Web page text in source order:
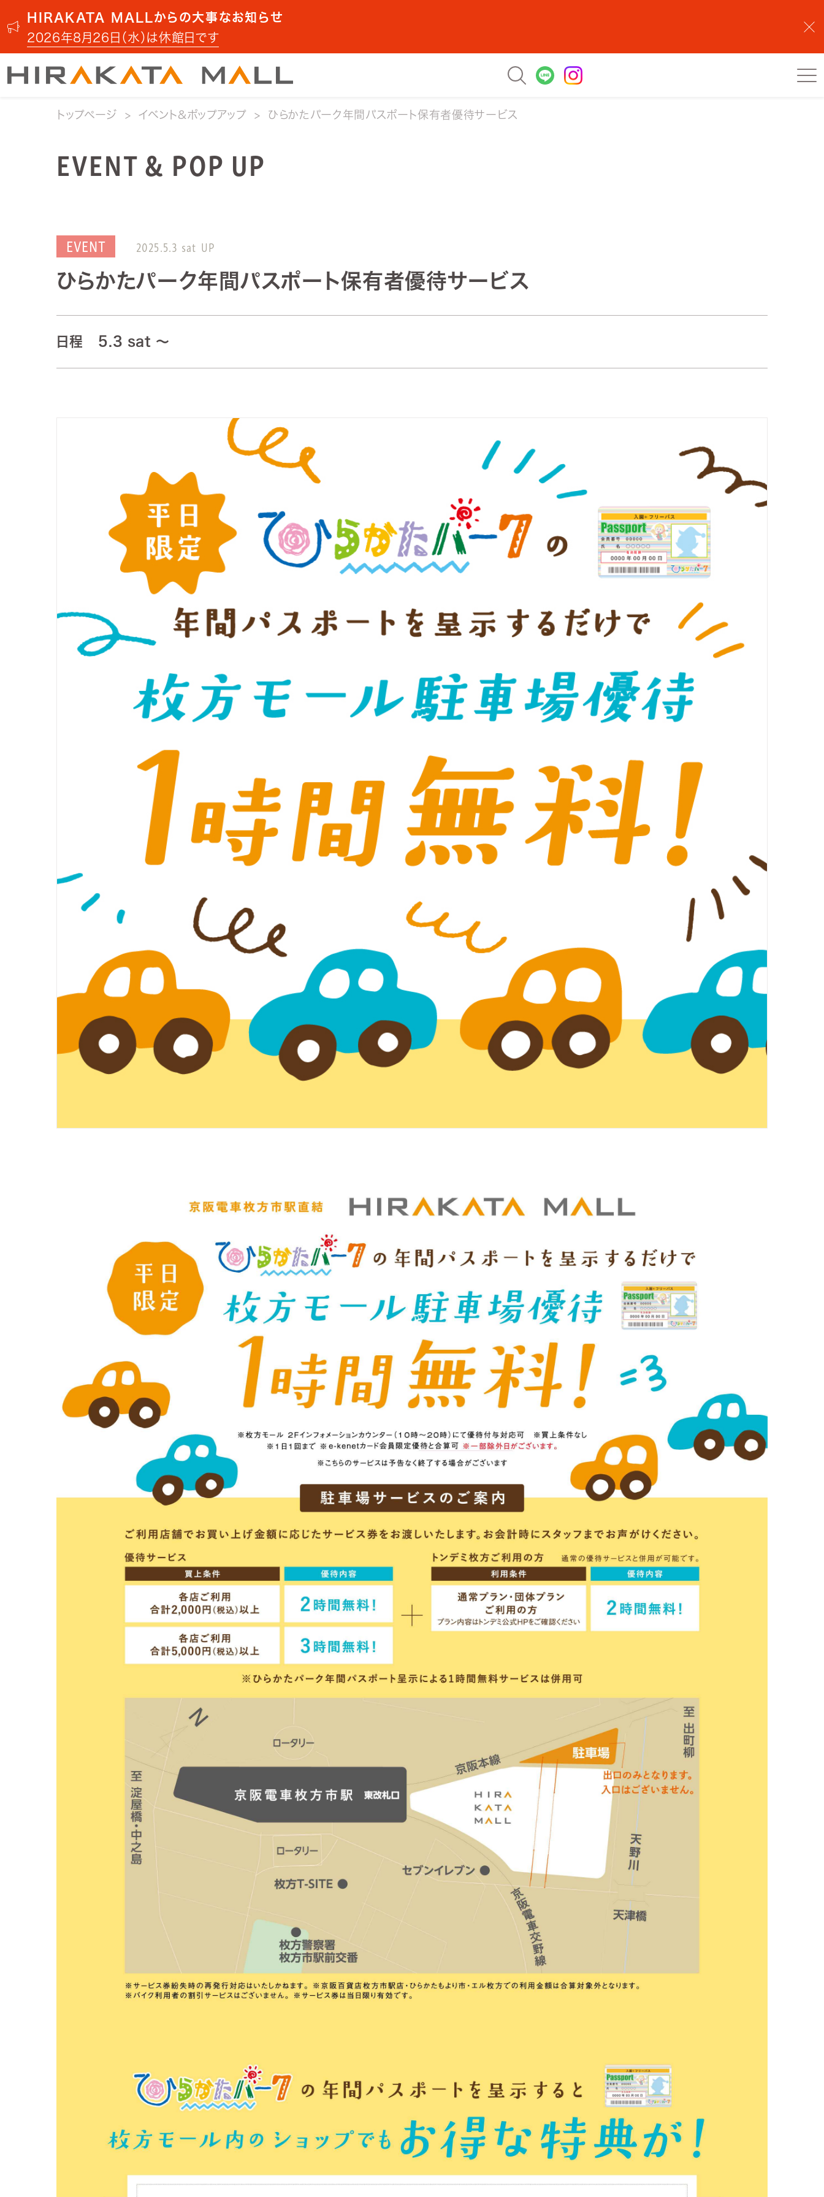
HIRAKATA MALLからの大事なお知らせ
2026年8月26日（水）は休館日です
トップページ イベント&ポップアップ ひらかたパーク年間パスポート保有者優待サービス
EVENT & POP UP
EVENT 2025.5.3 sat
ひらかたパーク年間パスポート保有者優待サービス
日程 5.3 sat ～